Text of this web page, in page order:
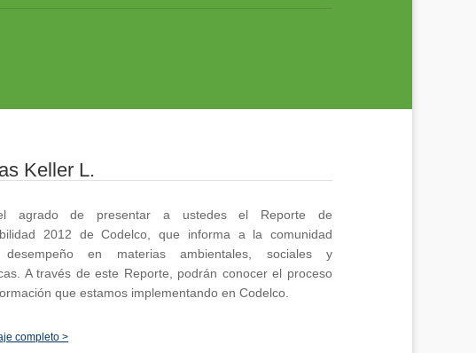
Keller L.
agrado de presentar a ustedes el Reporte de
2012 de Codelco, que informa a la comunidad
desempeño en materias ambientales, sociales y
A través de este Reporte, podrán conocer el proceso
que estamos implementando en Codelco.
completo >